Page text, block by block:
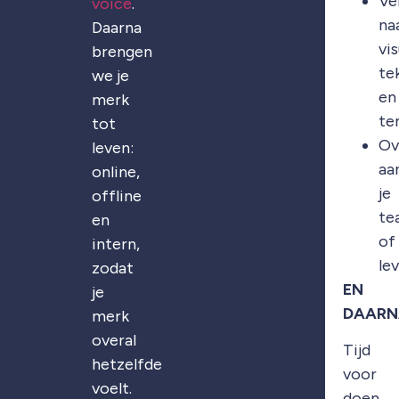
Daarna
brengen
we je
merk
tot
leven:
online,
offline
en
intern,
zodat
je
merk
overal
hetzelfde
voelt.
en
je
of
EN
Tijd
voor